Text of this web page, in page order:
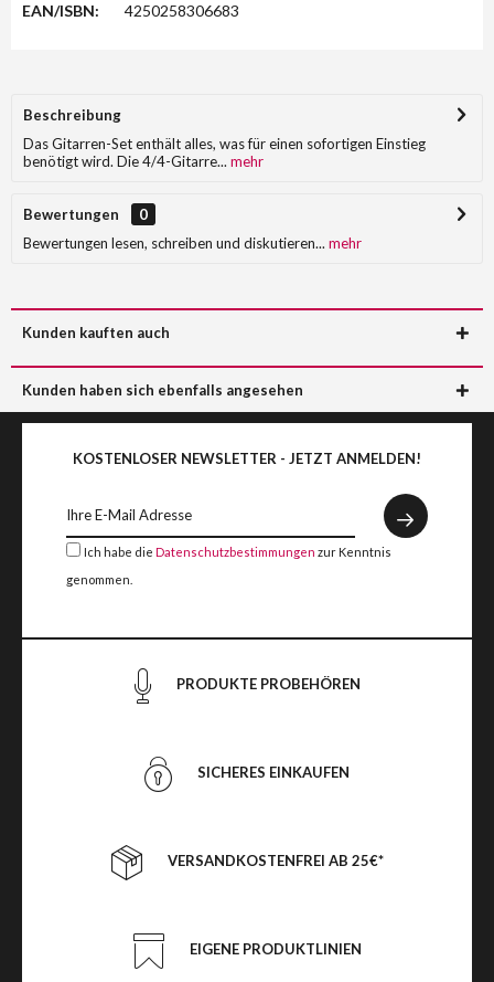
EAN/ISBN: 4250258306683
Beschreibung
Das Gitarren-Set enthält alles, was für einen sofortigen Einstieg
benötigt wird. Die 4/4-Gitarre... mehr
Bewertungen
0
Bewertungen lesen, schreiben und diskutieren... mehr
Kunden kauften auch
Kunden haben sich ebenfalls angesehen
KOSTENLOSER NEWSLETTER - JETZT ANMELDEN!
Ich habe die Datenschutzbestimmungen zur Kenntnis
genommen.
PRODUKTE PROBEHÖREN
SICHERES EINKAUFEN
VERSANDKOSTENFREI AB 25€*
EIGENE PRODUKTLINIEN